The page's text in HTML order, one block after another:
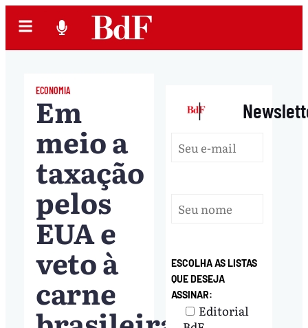
ECONOMIA
Em
meio a
taxação
pelos
EUA e
veto à
carne
|
ESCOLHA AS LISTAS
QUE DESEJA
ASSINAR:
Editorial